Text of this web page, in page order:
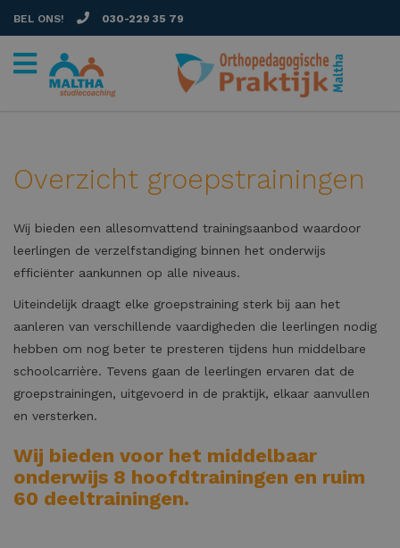
BEL ONS! 030-229 35 79
Overzicht groepstrainingen
Wij bieden een allesomvattend trainingsaanbod waardoor
leerlingen de verzelfstandiging binnen het onderwijs
efficiënter aankunnen op alle niveaus.
Uiteindelijk draagt elke groepstraining sterk bij aan het
aanleren van verschillende vaardigheden die leerlingen nodig
hebben om nog beter te presteren tijdens hun middelbare
schoolcarrière. Tevens gaan de leerlingen ervaren dat de
groepstrainingen, uitgevoerd in de praktijk, elkaar aanvullen
en versterken.
Wij bieden voor het middelbaar
onderwijs 8 hoofdtrainingen en ruim
60 deeltrainingen.